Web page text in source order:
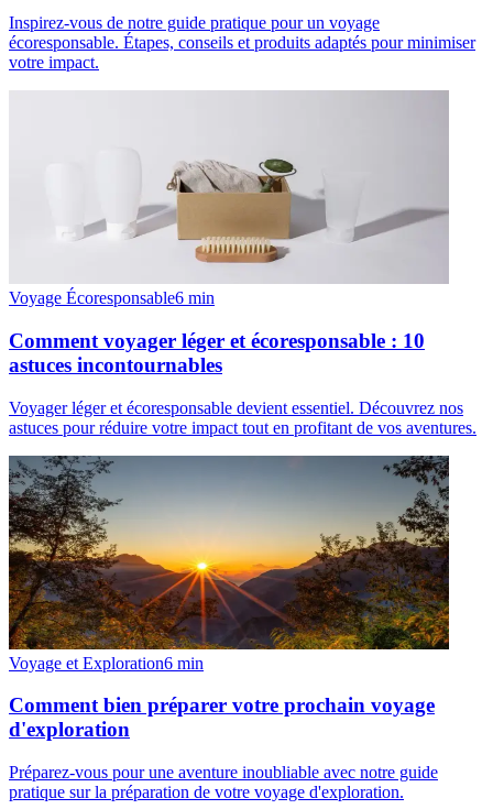
Inspirez-vous de notre guide pratique pour un voyage
écoresponsable. Étapes, conseils et produits adaptés pour minimiser
votre impact.
Voyage Écoresponsable6 min
Comment voyager léger et écoresponsable : 10
astuces incontournables
Voyager léger et écoresponsable devient essentiel. Découvrez nos
astuces pour réduire votre impact tout en profitant de vos aventures.
Voyage et Exploration6 min
Comment bien préparer votre prochain voyage
d'exploration
Préparez-vous pour une aventure inoubliable avec notre guide
pratique sur la préparation de votre voyage d'exploration.